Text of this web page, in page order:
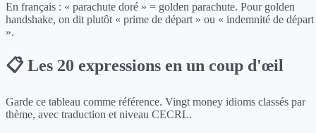
En français : « parachute doré » = golden parachute. Pour golden
handshake, on dit plutôt « prime de départ » ou « indemnité de départ
».
📋 Les 20 expressions en un coup d'œil
Garde ce tableau comme référence. Vingt money idioms classés par
thème, avec traduction et niveau CECRL.